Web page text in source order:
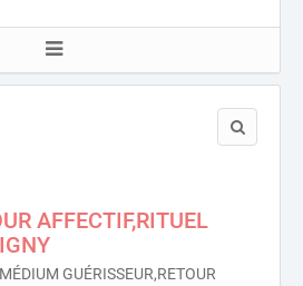
AFFECTIF,RITUEL
GUÉRISSEUR,RETOUR